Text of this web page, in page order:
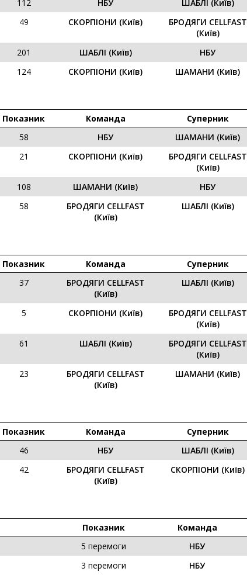
112 НБУ ШАБЛІ (Київ)
49 СКОРПІОНИ (Київ)
БРОДЯГИ CELLFAST
(Київ)
201 ШАБЛІ (Київ) НБУ
124 СКОРПІОНИ (Київ) ШАМАНИ (Київ)
Показник Команда Суперник
58 НБУ ШАМАНИ (Київ)
21 СКОРПІОНИ (Київ)
БРОДЯГИ CELLFAST
(Київ)
108 ШАМАНИ (Київ) НБУ
58
БРОДЯГИ CELLFAST
(Київ)
ШАБЛІ (Київ)
Показник Команда Суперник
37
БРОДЯГИ CELLFAST
(Київ)
ШАБЛІ (Київ)
5 СКОРПІОНИ (Київ)
БРОДЯГИ CELLFAST
(Київ)
61 ШАБЛІ (Київ)
БРОДЯГИ CELLFAST
(Київ)
23
БРОДЯГИ CELLFAST
(Київ)
ШАМАНИ (Київ)
Показник Команда Суперник
46 НБУ ШАБЛІ (Київ)
42
БРОДЯГИ CELLFAST
(Київ)
СКОРПІОНИ (Київ)
Показник Команда
5 перемоги НБУ
3 перемоги НБУ